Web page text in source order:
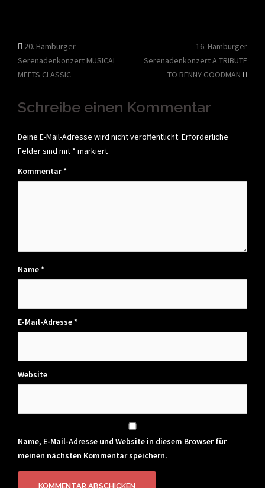
Beitragsnavigation
20. Hamburger
Serenadenkonzert MUSICAL
MEETS CLASSIC
16. Hamburger
Serenadenkonzert A TRIBUTE
TO BENNY GOODMAN
Schreibe einen Kommentar
Deine E-Mail-Adresse wird nicht veröffentlicht. Erforderliche
Felder sind mit * markiert
Kommentar*
Name*
E-Mail-Adresse*
Website
Name, E-Mail-Adresse und Website in diesem Browser für
meinen nächsten Kommentar speichern.